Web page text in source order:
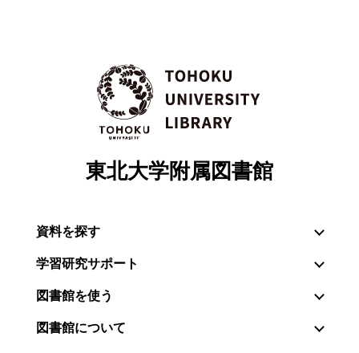
東北大学附属図書館
資料を探す
学習研究サポート
図書館を使う
図書館について